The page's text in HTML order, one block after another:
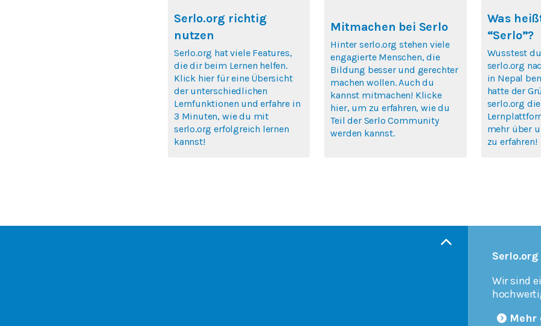
Serlo.org richtig
nutzen
Serlo.org hat viele Features,
die dir beim Lernen helfen.
Klick hier für eine Übersicht
der unterschiedlichen
Lernfunktionen und erfahre in
3 Minuten, wie du mit
serlo.org erfolgreich lernen
kannst!
Mitmachen bei Serlo
Hinter serlo.org stehen viele
engagierte Menschen, die
Bildung besser und gerechter
machen wollen. Auch du
kannst mitmachen! Klicke
hier, um zu erfahren, wie du
Teil der Serlo Community
werden kannst.
Was
“Serlo”?
Wusstest
serlo.org
in Nepal
hatte der
serlo.org
mehr über
zu erfahren!
Wir sind
Mehr